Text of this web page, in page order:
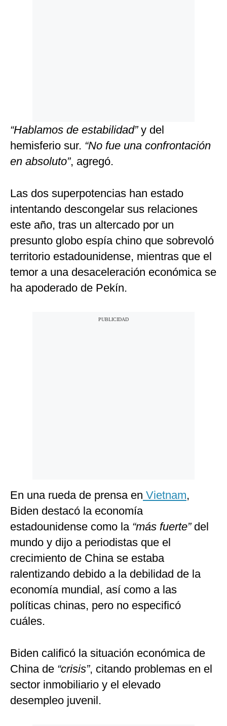
“Hablamos de estabilidad”y del
hemisferio sur. “No fue una confrontación
en absoluto”, agregó.
Las dos superpotencias han estado
intentando descongelar sus relaciones
este año, tras un altercado por un
presunto globo espía chino que sobrevoló
territorio estadounidense, mientras que el
temor a una desaceleración económica se
ha apoderado de Pekín.
En una rueda de prensa en Vietnam,
Biden destacó la economía
estadounidense como la“más fuerte” del
mundo y dijo a periodistas que el
crecimiento de China se estaba
ralentizando debido a la debilidad de la
economía mundial, así como a las
políticas chinas, pero no especificó
cuáles.
Biden calificó la situación económica de
China de “crisis”, citando problemas en el
sector inmobiliario y el elevado
desempleo juvenil.